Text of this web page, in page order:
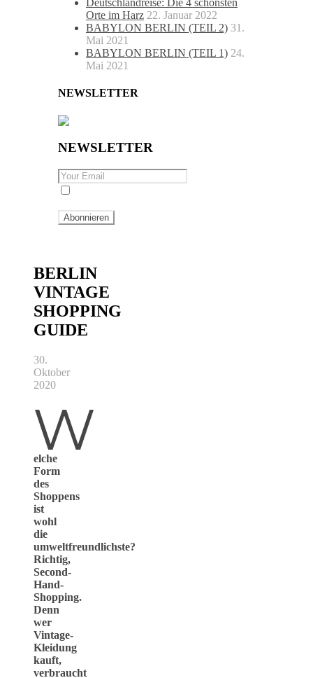
Deutschlandreise: Die 4 schönsten
Orte im Harz 22. Januar 2022
BABYLON BERLIN (TEIL 2) 31.
Mai 2021
BABYLON BERLIN (TEIL 1) 24.
Mai 2021
NEWSLETTER
NEWSLETTER
BERLIN
VINTAGE
SHOPPING
GUIDE
30.
Oktober
2020
W
elche
Form
des
Shoppens
ist
wohl
die
umweltfreundlichste?
Richtig,
Second-
Hand-
Shopping.
Denn
wer
Vintage-
Kleidung
kauft,
verbraucht